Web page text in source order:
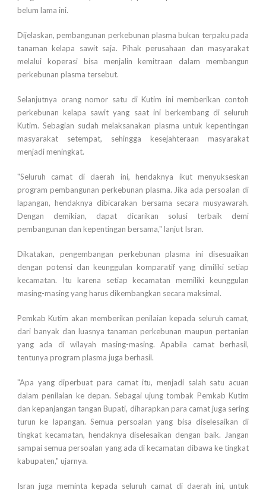
belum lama ini.
Dijelaskan, pembangunan perkebunan plasma bukan terpaku pada
tanaman kelapa sawit saja. Pihak perusahaan dan masyarakat
melalui koperasi bisa menjalin kemitraan dalam membangun
perkebunan plasma tersebut.
Selanjutnya orang nomor satu di Kutim ini memberikan contoh
perkebunan kelapa sawit yang saat ini berkembang di seluruh
Kutim. Sebagian sudah melaksanakan plasma untuk kepentingan
masyarakat setempat, sehingga kesejahteraan masyarakat
menjadi meningkat.
"Seluruh camat di daerah ini, hendaknya ikut menyukseskan
program pembangunan perkebunan plasma. Jika ada persoalan di
lapangan, hendaknya dibicarakan bersama secara musyawarah.
Dengan demikian, dapat dicarikan solusi terbaik demi
pembangunan dan kepentingan bersama," lanjut Isran.
Dikatakan, pengembangan perkebunan plasma ini disesuaikan
dengan potensi dan keunggulan komparatif yang dimiliki setiap
kecamatan. Itu karena setiap kecamatan memiliki keunggulan
masing-masing yang harus dikembangkan secara maksimal.
Pemkab Kutim akan memberikan penilaian kepada seluruh camat,
dari banyak dan luasnya tanaman perkebunan maupun pertanian
yang ada di wilayah masing-masing. Apabila camat berhasil,
tentunya program plasma juga berhasil.
"Apa yang diperbuat para camat itu, menjadi salah satu acuan
dalam penilaian ke depan. Sebagai ujung tombak Pemkab Kutim
dan kepanjangan tangan Bupati, diharapkan para camat juga sering
turun ke lapangan. Semua persoalan yang bisa diselesaikan di
tingkat kecamatan, hendaknya diselesaikan dengan baik. Jangan
sampai semua persoalan yang ada di kecamatan dibawa ke tingkat
kabupaten," ujarnya.
Isran juga meminta kepada seluruh camat di daerah ini, untuk